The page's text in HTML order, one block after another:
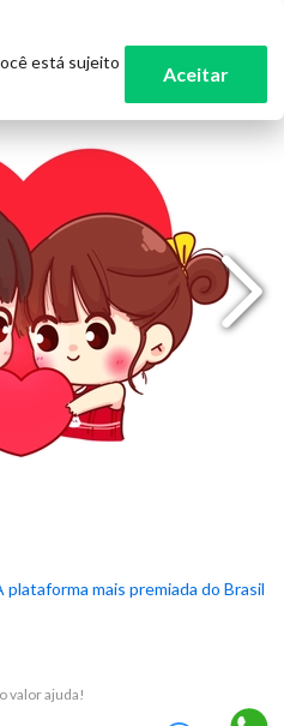
plataforma mais premiada do Brasil
valor ajuda!
está sujeito
Aceitar